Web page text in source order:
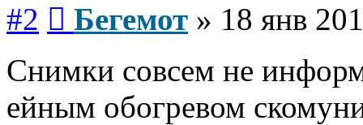
#2 Бегемот » 18 янв
Снимки совсем не
ейным обогревом